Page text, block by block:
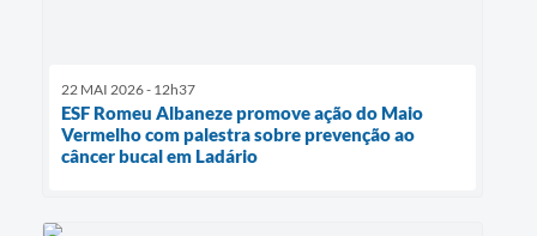
22 MAI 2026 - 12h37
ESF Romeu Albaneze promove ação do Maio
Vermelho com palestra sobre prevenção ao
câncer bucal em Ladário